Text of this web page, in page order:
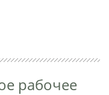
рабочее